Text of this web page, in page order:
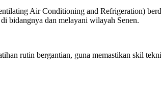
Air Conditioning and Refrigeration)
bidangnya dan melayani wilayah Senen.
rutin bergantian, guna memastikan skil